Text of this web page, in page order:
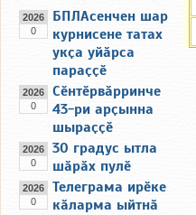
2026
0
БПЛАсенчен шар
курнисене татах
укҫа уйӑрса
параҫҫӗ
2026
0
Сӗнтӗрвӑрринче
43-ри арҫынна
шыраҫҫӗ
2026
0
30 градус ытла
шӑрӑх пулӗ
2026
0
Телеграма ирӗке
кӑларма ыйтнӑ